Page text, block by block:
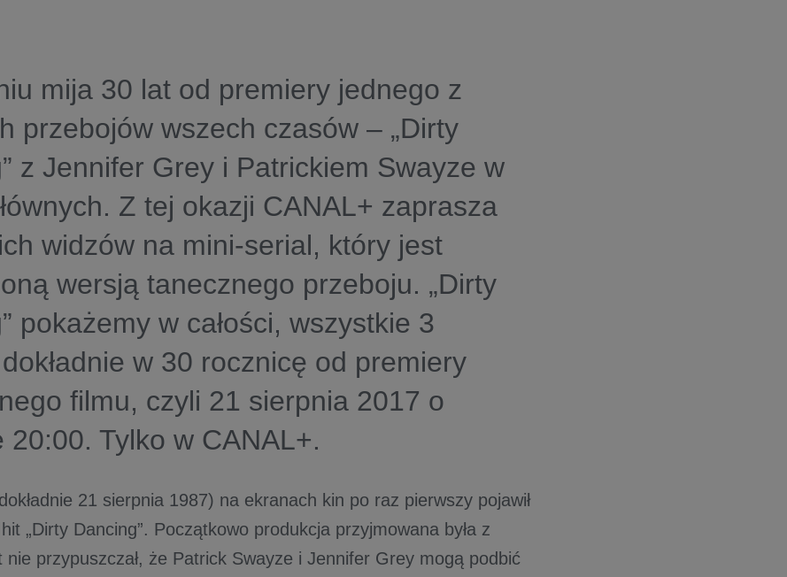
mija 30 lat od premiery jednego z
przebojów wszech czasów – „Dirty
z Jennifer Grey i Patrickiem Swayze w
Z tej okazji CANAL+ zaprasza
widzów na mini-serial, który jest
wersją tanecznego przeboju. „Dirty
pokażemy w całości, wszystkie 3
w 30 rocznicę od premiery
filmu, czyli 21 sierpnia 2017 o
20:00. Tylko w CANAL+.
21 sierpnia 1987) na ekranach kin po raz pierwszy pojawił
„Dirty Dancing”. Początkowo produkcja przyjmowana była z
nie przypuszczał, że Patrick Swayze i Jennifer Grey mogą podbić